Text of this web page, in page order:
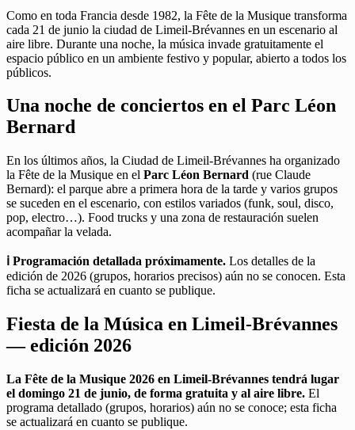
Como en toda Francia desde 1982, la Fête de la Musique transforma
cada 21 de junio la ciudad de Limeil-Brévannes en un escenario al
aire libre. Durante una noche, la música invade gratuitamente el
espacio público en un ambiente festivo y popular, abierto a todos los
públicos.
Una noche de conciertos en el Parc Léon
Bernard
En los últimos años, la Ciudad de Limeil-Brévannes ha organizado
la Fête de la Musique en el Parc Léon Bernard (rue Claude
Bernard): el parque abre a primera hora de la tarde y varios grupos
se suceden en el escenario, con estilos variados (funk, soul, disco,
pop, electro…). Food trucks y una zona de restauración suelen
acompañar la velada.
ℹ️ Programación detallada próximamente. Los detalles de la
edición de 2026 (grupos, horarios precisos) aún no se conocen. Esta
ficha se actualizará en cuanto se publique.
Fiesta de la Música en Limeil-Brévannes
— edición 2026
La Fête de la Musique 2026 en Limeil-Brévannes tendrá lugar
el domingo 21 de junio, de forma gratuita y al aire libre. El
programa detallado (grupos, horarios) aún no se conoce; esta ficha
se actualizará en cuanto se publique.